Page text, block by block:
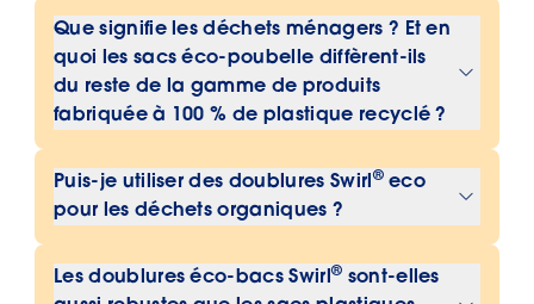
poubelle.
Oui, ils sont respectueux de
l’environnement car ils sont fabriqués à
partir de plastique 100 % recyclé
provenant de déchets ménagers
également certifiés par le Blue Angel.
Que signifie les déchets ménagers ? Et en
quoi les sacs éco-poubelle diffèrent-ils
du reste de la gamme de produits
fabriquée à 100 % de plastique recyclé ?
Les éco-sacs sont fabriqués en
plastique recyclé, obtenu à 100 % à
partir de déchets ménagers. Les
déchets ménagers sont des déchets
qui s’accumulent dans le foyer. Par
Puis-je utiliser des doublures Swirl ®eco
pour les déchets organiques ?
Non. Les doublures à éco-bacs en
spirale®
ne sont pas compostables et
Les doublures éco-bacs Swirl ® sont-elles